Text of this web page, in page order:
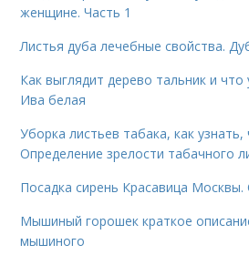
женщине. Часть 1
Листья дуба лечебные свойства.
Как выглядит дерево тальник и
Ива белая
Уборка листьев табака, как узнать,
Определение зрелости табачного
Посадка сирень Красавица Москвы.
Мышиный горошек краткое
мышиного